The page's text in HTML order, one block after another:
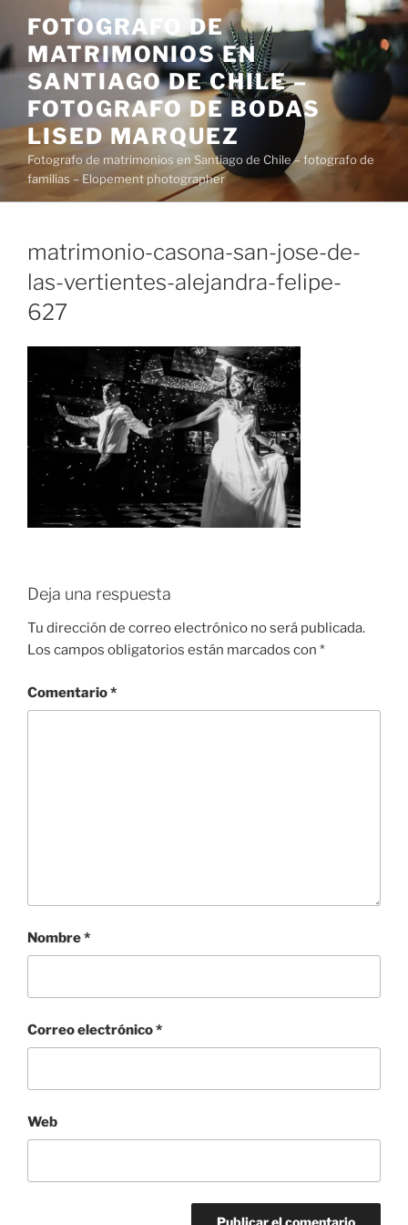
contenido
FOTOGRAFO DE
MATRIMONIOS EN
SANTIAGO DE CHILE –
FOTOGRAFO DE BODAS
LISED MARQUEZ
Fotografo de matrimonios en Santiago de Chile – fotografo de
familias – Elopement photographer
matrimonio-casona-san-jose-de-
las-vertientes-alejandra-felipe-
627
Deja una respuesta
Tu dirección de correo electrónico no será publicada.
Los campos obligatorios están marcados con *
Comentario*
Nombre*
Correo electrónico*
Web